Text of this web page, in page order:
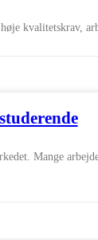
kvalitetskrav,
Mange